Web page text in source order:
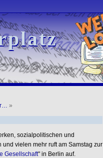
»
sozialpolitischen und
vielen mehr ruft am Samstag zur
Gesellschaft" in Berlin auf.